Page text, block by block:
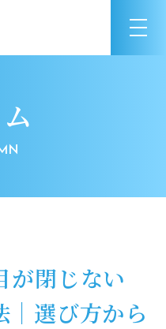
が閉じない
｜選び方から